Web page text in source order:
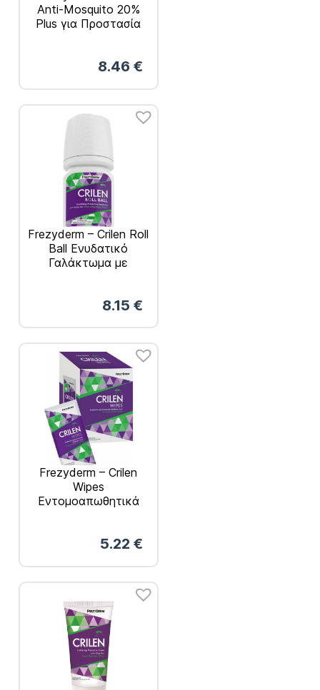
Anti-Mosquito 20%
Plus για Προστασία
8.46 €
Frezyderm – Crilen Roll
Ball Ενυδατικό
Γαλάκτωμα με
8.15 €
Frezyderm – Crilen
Wipes
Εντομοαπωθητικά
5.22 €